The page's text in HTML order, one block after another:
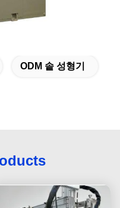
ODM 솥 성형기